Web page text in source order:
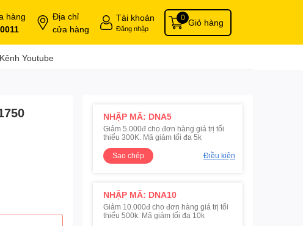
hàng
Địa chỉ
cửa hàng
Tài khoản
Đăng nhập
Giỏ hàng
0
Kênh Youtube
NHẬP MÃ: DNA5
Giảm 5.000đ cho đơn hàng giá trị tối
thiểu 300K. Mã giảm tối đa 5k
Sao chép
Điều kiện
NHẬP MÃ: DNA10
Giảm 10.000đ cho đơn hàng giá trị tối
thiểu 500k. Mã giảm tối đa 10k